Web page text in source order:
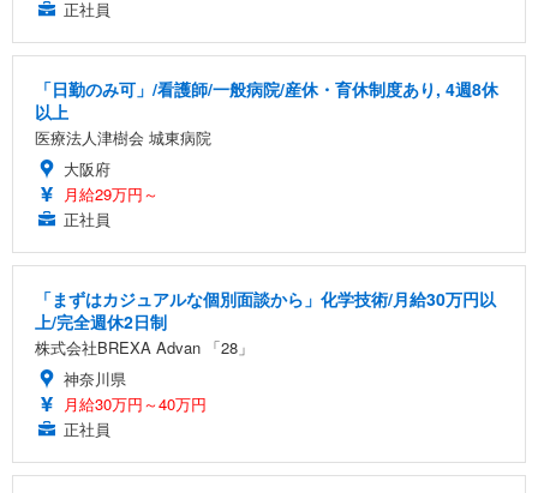
正社員
「日勤のみ可」/看護師/一般病院/産休・育休制度あり, 4週8休
以上
医療法人津樹会 城東病院
大阪府
月給29万円～
正社員
「まずはカジュアルな個別面談から」化学技術/月給30万円以
上/完全週休2日制
株式会社BREXA Advan 「28」
神奈川県
月給30万円～40万円
正社員